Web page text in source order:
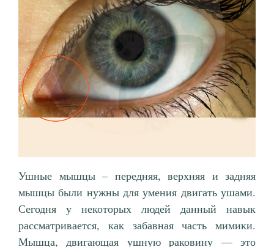
Ушные мышцы – передняя, верхняя и задняя
мышцы были нужны для умения двигать ушами.
Сегодня у некоторых людей данный навык
рассматривается, как забавная часть мимики.
Мышца, двигающая ушную раковину — это